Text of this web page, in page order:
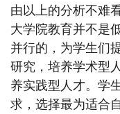
由以上的分析不难
大学院教育并不是
并行的，为学生们
研究，培养学术型
养实践型人才。学
求，选择最为适合